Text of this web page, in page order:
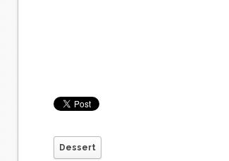
Dessert